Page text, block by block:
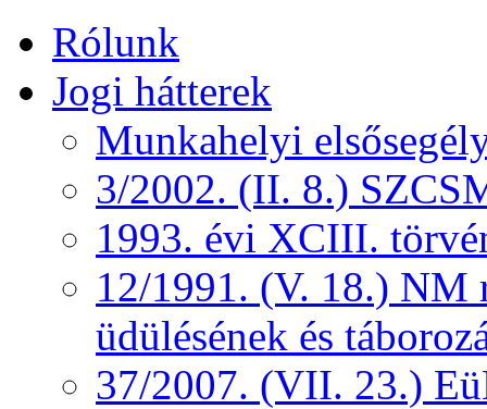
Rólunk
Jogi hátterek
Munkahelyi
3/2002. (II. 8.)
1993. évi XCIII.
12/1991. (V. 18.) NM
üdülésének és
37/2007. (VII. 23.)